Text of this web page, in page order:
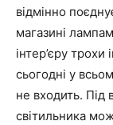
відмінно
магазині
інтер’єру
сьогодні у
не входить. Під
світильника